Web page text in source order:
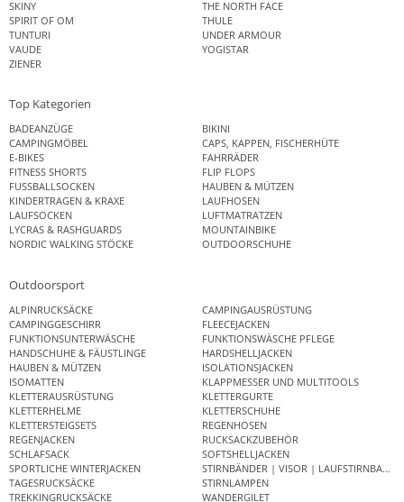
SKINY
THE NORTH FACE
SPIRIT OF OM
THULE
TUNTURI
UNDER ARMOUR
VAUDE
YOGISTAR
ZIENER
Top Kategorien
BADEANZÜGE
BIKINI
CAMPINGMÖBEL
CAPS, KAPPEN, FISCHERHÜTE
E-BIKES
FAHRRÄDER
FITNESS SHORTS
FLIP FLOPS
FUSSBALLSOCKEN
HAUBEN & MÜTZEN
KINDERTRAGEN & KRAXE
LAUFHOSEN
LAUFSOCKEN
LUFTMATRATZEN
LYCRAS & RASHGUARDS
MOUNTAINBIKE
NORDIC WALKING STÖCKE
OUTDOORSCHUHE
Outdoorsport
ALPINRUCKSÄCKE
CAMPINGAUSRÜSTUNG
CAMPINGGESCHIRR
FLEECEJACKEN
FUNKTIONSUNTERWÄSCHE
FUNKTIONSWÄSCHE PFLEGE
HANDSCHUHE & FÄUSTLINGE
HARDSHELLJACKEN
HAUBEN & MÜTZEN
ISOLATIONSJACKEN
ISOMATTEN
KLAPPMESSER UND MULTITOOLS
KLETTERAUSRÜSTUNG
KLETTERGURTE
KLETTERHELME
KLETTERSCHUHE
KLETTERSTEIGSETS
REGENHOSEN
REGENJACKEN
RUCKSACKZUBEHÖR
SCHLAFSACK
SOFTSHELLJACKEN
SPORTLICHE WINTERJACKEN
STIRNBÄNDER | VISOR | LAUFSTIRNBAND
TAGESRUCKSÄCKE
STIRNLAMPEN
TREKKINGRUCKSÄCKE
WANDERGILET